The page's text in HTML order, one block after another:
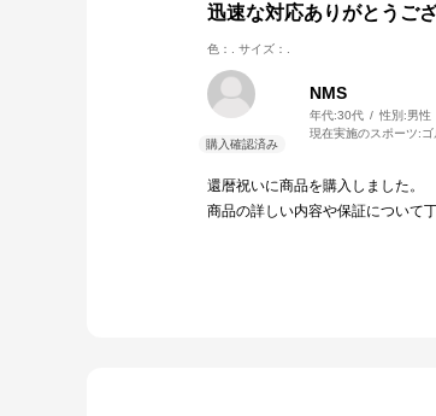
迅速な対応ありがとうご
色：. サイズ：.
NMS
年代:30代 性別:男性
現在実施のスポーツ:ゴ
還暦祝いに商品を購入しました。
商品の詳しい内容や保証について